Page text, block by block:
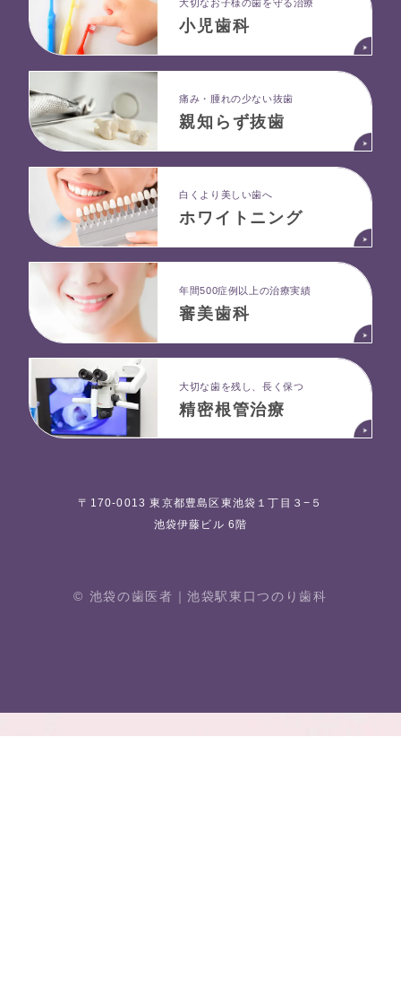
大切なお子様の歯を守る治療
小児歯科
痛み・腫れの少ない抜歯
親知らず抜歯
白くより美しい歯へ
ホワイトニング
年間500症例以上の治療実績
審美歯科
大切な歯を残し、長く保つ
精密根管治療
〒170-0013 東京都豊島区東池袋１丁目３−５
池袋伊藤ビル 6階
© 池袋の歯医者｜池袋駅東⼝つのり⻭科